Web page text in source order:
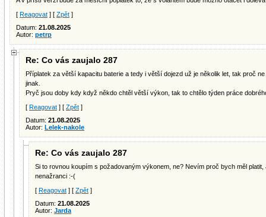
[ Reagovat ] [ Zpět ]
Datum: 21.08.2025
Autor: petrp
Re: Co vás zaujalo 287
Příplatek za větší kapacitu baterie a tedy i větší dojezd už je několik let, tak proč
jinak.
Pryč jsou doby kdy když někdo chtěl větší výkon, tak to chtělo týden práce
[ Reagovat ] [ Zpět ]
Datum: 21.08.2025
Autor: Lelek-nakole
Re: Co vás zaujalo 287
Si to rovnou koupím s požadovaným výkonem, ne? Nevím proč bych měl
nenažranci :-(
[ Reagovat ] [ Zpět ]
Datum: 21.08.2025
Autor: Jarda